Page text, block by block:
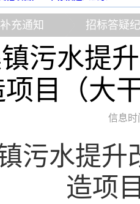
补充通知 招标答疑
污水提
项目（大
信息时
污水提升
造项